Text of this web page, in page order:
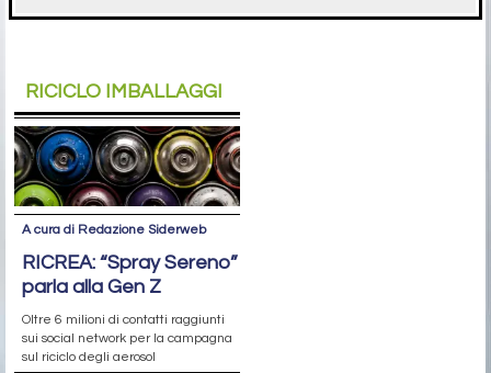
RICICLO IMBALLAGGI
A cura di Redazione Siderweb
RICREA: “Spray Sereno”
parla alla Gen Z
Oltre 6 milioni di contatti raggiunti
sui social network per la campagna
sul riciclo degli aerosol